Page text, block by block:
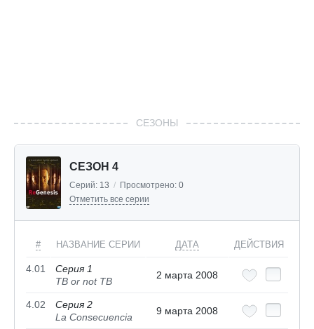
СЕЗОНЫ
СЕЗОН 4
Серий: 13 / Просмотрено: 0
Отметить все серии
# НАЗВАНИЕ СЕРИИ ДАТА ДЕЙСТВИЯ
4.01
Серия 1
TB or not TB
2 марта 2008
4.02
Серия 2
La Consecuencia
9 марта 2008